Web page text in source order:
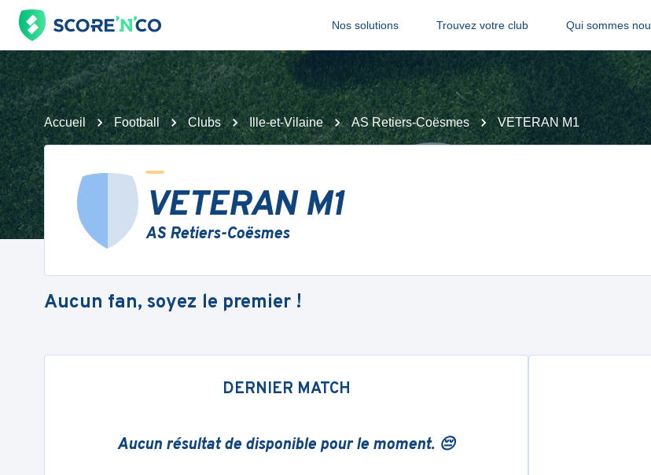
Nos solutions Trouvez votre club Qui sommes
Accueil Football Clubs Ille-et-Vilaine AS Retiers-Coësmes VETERAN M1
VETERAN M1
AS Retiers-Coësmes
Aucun fan, soyez le premier !
DERNIER MATCH
Aucun résultat de disponible pour le moment. 😔